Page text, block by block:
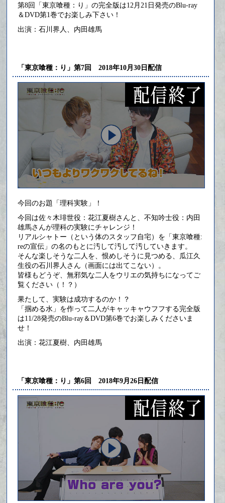
第8回「東京喰種：り」の完全版は12月21日発売のBlu-ray
＆DVD第1巻でお楽しみ下さい！
出演：石川界人、内田雄馬
「東京喰種：り」第7回 2018年10月30日配信
今回のお題「理科実験」！
今回は佐々木琲世役：花江夏樹さんと、不知吟士役：内田
雄馬さんが理科の実験にチャレンジ！
リアルシャトー（という体のスタッフ自宅）を「東京喰種:
reの宣伝」の名のもとに汚して汚して汚していきます。
そんな楽しそうな二人を、恨めしそうに見つめる、瓜江久
生役の石川界人さん（画面には出てこない）。
皆様もどうぞ、無邪気な二人をウリエの気持ちになってご
覧ください（！？）
果たして、実験は成功するのか！？
「掴める水」を作って二人がキャッキャウフフする完全版
は11/28発売のBlu-ray＆DVD第6巻でお楽しみくださいま
せ！
出演：花江夏樹、内田雄馬
「東京喰種：り」第6回 2018年9月26日配信